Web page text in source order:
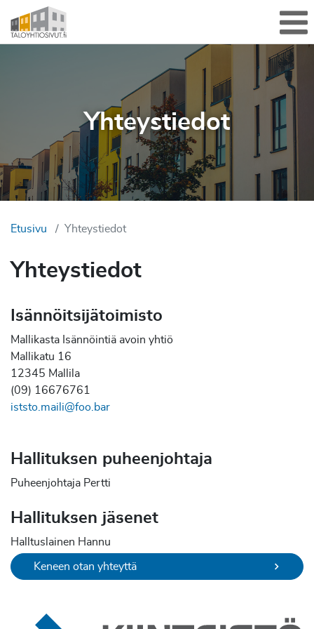
Sulje valikko
Yhteystiedot
Etusivu Yhteystiedot
Yhteystiedot
Isännöitsijätoimisto
Mallikasta Isännöintiä avoin yhtiö
Mallikatu 16
12345 Mallila
(09) 16676761
iststo.maili@foo.bar
Hallituksen puheenjohtaja
Puheenjohtaja Pertti
Hallituksen jäsenet
Halltuslainen Hannu
Keneen otan yhteyttä